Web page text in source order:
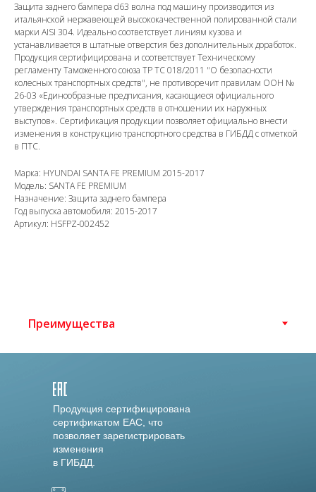
Защита заднего бампера d63 волна под машину производится из
итальянской нержавеющей высококачественной полированной стали
марки AISI 304. Идеально соответствует линиям кузова и
устанавливается в штатные отверстия без дополнительных доработок.
Продукция сертифицирована и соответствует Техническому
регламенту Таможенного союза ТР ТС 018/2011 "О безопасности
колесных транспортных средств", не противоречит правилам ООН №
26-03 «Единообразные предписания, касающиеся официального
утверждения транспортных средств в отношении их наружных
выступов». Сертификация продукции позволяет официально внести
изменения в конструкцию транспортного средства в ГИБДД с отметкой
в ПТС.
Марка: HYUNDAI SANTA FE PREMIUM 2015-2017
Модель: SANTA FE PREMIUM
Назначение: Защита заднего бампера
Год выпуска автомобиля: 2015-2017
Артикул: HSFPZ-002452
Продукция сертифицирована
сертификатом EAC, что
позволяет зарегистрировать
изменения
в ГИБДД.